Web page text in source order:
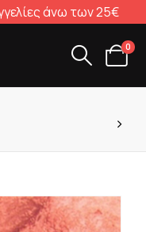
άνω των 25€
0